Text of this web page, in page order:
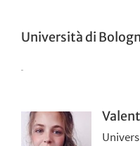
Università di